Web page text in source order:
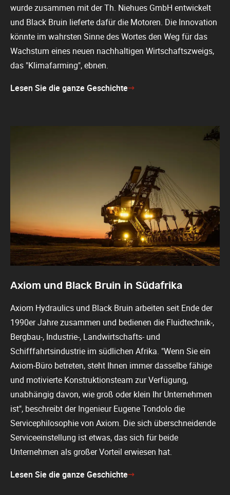
wurde zusammen mit der Th. Niehues GmbH entwickelt
und Black Bruin lieferte dafür die Motoren. Die Innovation
könnte im wahrsten Sinne des Wortes den Weg für das
Wachstum eines neuen nachhaltigen Wirtschaftszweigs,
das "Klimafarming", ebnen.
Lesen Sie die ganze Geschichte
Axiom und Black Bruin in Südafrika
Axiom Hydraulics und Black Bruin arbeiten seit Ende der
1990er Jahre zusammen und bedienen die Fluidtechnik-,
Bergbau-, Industrie-, Landwirtschafts- und
Schifffahrtsindustrie im südlichen Afrika. "Wenn Sie ein
Axiom-Büro betreten, steht Ihnen immer dasselbe fähige
und motivierte Konstruktionsteam zur Verfügung,
unabhängig davon, wie groß oder klein Ihr Unternehmen
ist", beschreibt der Ingenieur Eugene Tondolo die
Servicephilosophie von Axiom. Die sich überschneidende
Serviceeinstellung ist etwas, das sich für beide
Unternehmen als großer Vorteil erwiesen hat.
Lesen Sie die ganze Geschichte